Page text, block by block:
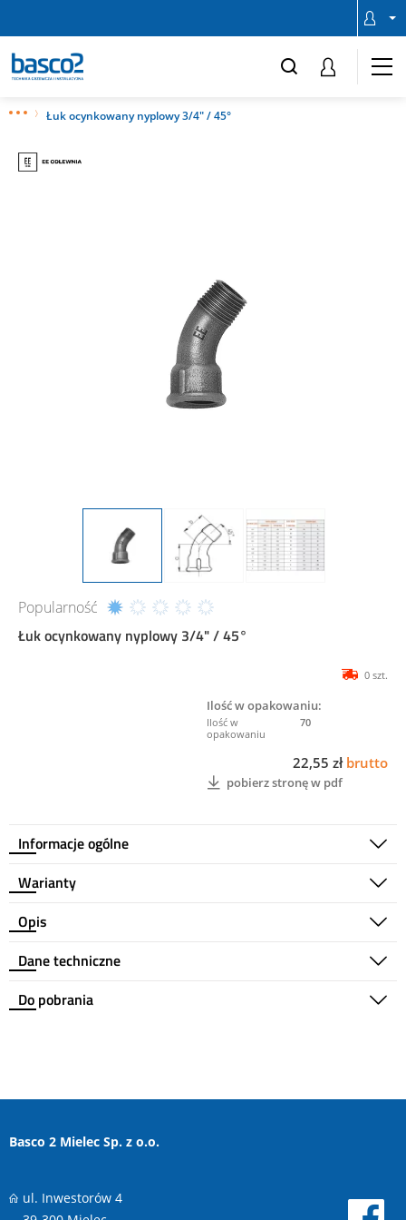
Łuk ocynkowany nyplowy 3/4" / 45°
Popularność
Łuk ocynkowany nyplowy 3/4" / 45°
Informacje ogólne
0 szt.
Ilość w opakowaniu:
70
22,55 zł brutto
pobierz stronę w pdf
Warianty
Opis
Dane techniczne
Do pobrania
Basco 2 Mielec Sp. z o.o.
ul. Inwestorów 4